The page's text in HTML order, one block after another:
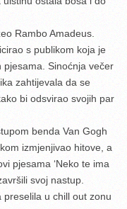
Rambo Amadeus.
s publikom koja je
Sinoćnja večer
zahtijevala da se
bi odsvirao svojih par
benda Van Gogh
izmjenjivao hitove, a
pjesama ‘Neko te ima
svoj nastup.
u chill out zonu